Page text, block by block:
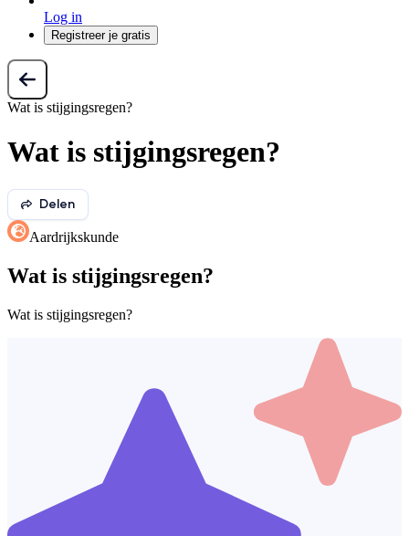
Log in
Registreer je gratis
Wat is stijgingsregen?
Wat is stijgingsregen?
Delen
Aardrijkskunde
Wat is stijgingsregen?
Wat is stijgingsregen?